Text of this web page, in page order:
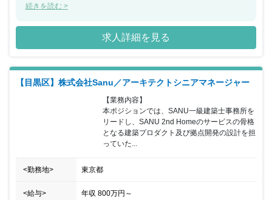
将来的には、営業企画チームのリーダーとしてチームを牽引して頂
の枠にとらわれず、新たな視点を取り入れて、積極的にソリューシ
ョン営業に貢献できます！
続きを読む >
求人詳細を見る
【目黒区】株式会社Sanu／アーキテクトシニアマネージャー
【業務内容】
本ポジションでは、SANU一級建築士事務所を
リードし、SANU 2nd Homeのサービスの骨格
となる建築プロダクト及び拠点開発の設計を担
っていた...
<勤務地> 東京都
<給与> 年収 800万円 ～